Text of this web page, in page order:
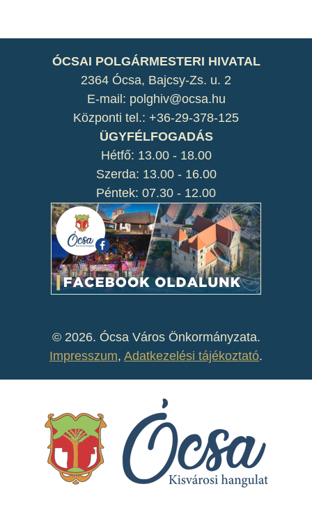
ÓCSAI POLGÁRMESTERI HIVATAL
2364 Ócsa, Bajcsy-Zs. u. 2
E-mail: polghiv@ocsa.hu
Központi tel.: +36-29-378-125
ÜGYFÉLFOGADÁS
Hétfő: 13.00 - 18.00
Szerda: 13.00 - 16.00
Péntek: 07.30 - 12.00
© 2026. Ócsa Város Önkormányzata.
Impresszum, Adatkezelési tájékoztató.